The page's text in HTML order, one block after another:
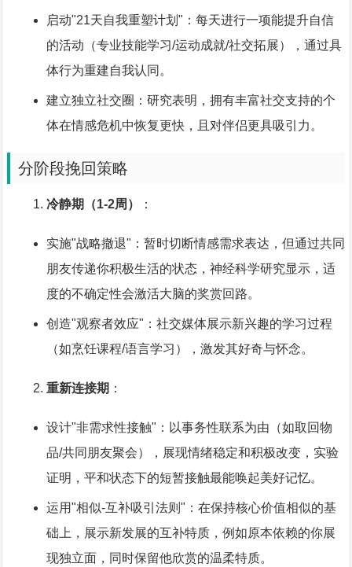
启动"21天自我重塑计划"：每天进行一项能提升自信
的活动（专业技能学习/运动成就/社交拓展），通过具
体行为重建自我认同。
建立独立社交圈：研究表明，拥有丰富社交支持的个
体在情感危机中恢复更快，且对伴侣更具吸引力。
分阶段挽回策略
冷静期（1-2周） ：
实施"战略撤退"：暂时切断情感需求表达，但通过共同
朋友传递你积极生活的状态，神经科学研究显示，适
度的不确定性会激活大脑的奖赏回路。
创造"观察者效应"：社交媒体展示新兴趣的学习过程
（如烹饪课程/语言学习），激发其好奇与怀念。
重新连接期 ：
设计"非需求性接触"：以事务性联系为由（如取回物
品/共同朋友聚会），展现情绪稳定和积极改变，实验
证明，平和状态下的短暂接触最能唤起美好记忆。
运用"相似-互补吸引法则"：在保持核心价值相似的基
础上，展示新发展的互补特质，例如原本依赖的你展
现独立面，同时保留他欣赏的温柔特质。